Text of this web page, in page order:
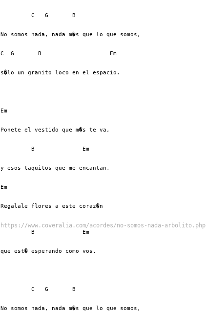
         C   G       B
No somos nada, nada m�s que lo que somos,
C  G       B                    Em
s�lo un granito loco en el espacio.
Em
Ponete el vestido que m�s te va,
         B              Em
y esos taquitos que me encantan.
Em
Regalale flores a este coraz�n
https://www.coveralia.com/acordes/no-somos-nada-arbolito.php
         B              Em
que est� esperando como vos.
         C   G       B
No somos nada, nada m�s que lo que somos,